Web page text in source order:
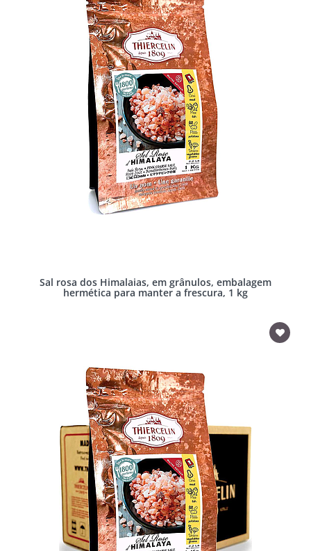
Sal rosa dos Himalaias, em grânulos, embalagem
hermética para manter a frescura, 1 kg